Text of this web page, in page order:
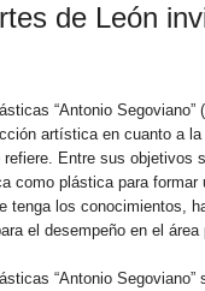
de León
“Antonio
artística en cuanto a la
Entre sus objetivos
como plástica para
tenga los conocimientos,
el desempeño en el área
“Antonio